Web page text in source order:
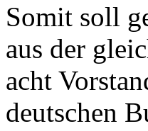
Somit soll
aus der
acht
deutschen